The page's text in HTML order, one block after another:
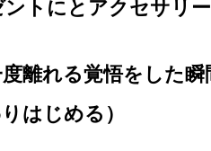
トにとアクセサリ
度離れる覚悟をした瞬
はじめる）